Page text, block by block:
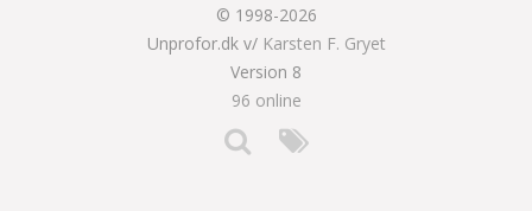
© 1998-2026
Unprofor.dk v/ Karsten F. Gryet
Version 8
96 online